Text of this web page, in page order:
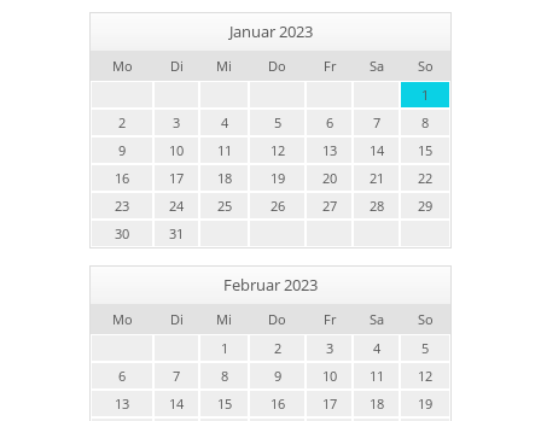
Januar 2023
Mo Di Mi Do Fr Sa
So
1
2
3 4 5 6 7
8
9
10 11 12 13 14
15
16
17 18 19 20 21
22
23
24 25 26 27 28
29
30
31
Februar 2023
Mo Di Mi Do Fr Sa
So
1
2 3 4
5
6
7 8 9 10 11
12
13
14 15 16 17 18
19